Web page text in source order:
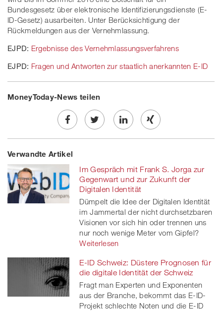
Bundesgesetz über elektronische Identifizierungsdienste (E-
ID-Gesetz) ausarbeiten. Unter Berücksichtigung der
Rückmeldungen aus der Vernehmlassung.
EJPD: Ergebnisse des Vernehmlassungsverfahrens
EJPD: Fragen und Antworten zur staatlich anerkannten E-ID
MoneyToday-News teilen
Share
on
Facebook
Twe
on
twitt
er
Share
linkedin
Share
Xing
Verwandte Artikel
Im Gespräch mit Frank S. Jorga zur
Gegenwart und zur Zukunft der
Digitalen Identität
Dümpelt die Idee der Digitalen Identität
im Jammertal der nicht durchsetzbaren
Visionen vor sich hin oder trennen uns
nur noch wenige Meter vom Gipfel?
Weiterlesen
E-ID Schweiz: Düstere Prognosen für
die digitale Identität der Schweiz
Fragt man Experten und Exponenten
aus der Branche, bekommt das E-ID-
Projekt schlechte Noten und die E-ID